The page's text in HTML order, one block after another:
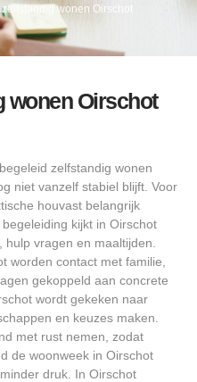
wonen Oirschot
wonen Oirschot
zelfstandig wonen
niet vanzelf stabiel blijft. Voor
houvast belangrijk
kijkt in Oirschot
vragen en maaltijden.
worden contact met familie,
gekoppeld aan concrete
wordt gekeken naar
en keuzes maken.
met rust nemen, zodat
de woonweek in Oirschot
druk. In Oirschot